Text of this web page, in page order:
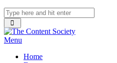
Menu
Home